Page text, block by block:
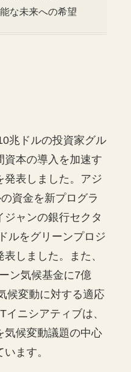
な未来への希望
兆ドルの投資家グル
資本の導入を加速す
発表しました。アジ
資金を新プログラ
ャンの銀行セクタ
ルをグリーンプロジ
しました。また、
ン気候基金に7億
候変動に対する適応
ニシアティブは、
気候変動議題の中心
ます。